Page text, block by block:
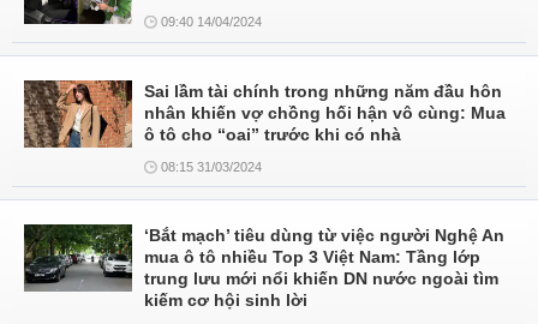
09:40 14/04/2024
Sai lầm tài chính trong những năm đầu hôn
nhân khiến vợ chồng hối hận vô cùng: Mua
ô tô cho “oai” trước khi có nhà
08:15 31/03/2024
‘Bắt mạch’ tiêu dùng từ việc người Nghệ An
mua ô tô nhiều Top 3 Việt Nam: Tầng lớp
trung lưu mới nổi khiến DN nước ngoài tìm
kiếm cơ hội sinh lời